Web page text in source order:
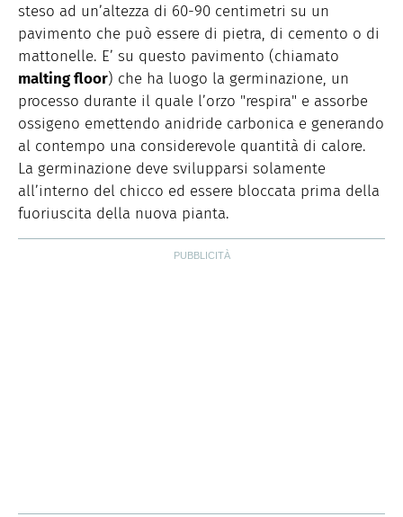
steso ad un’altezza di 60-90 centimetri su un
pavimento che può essere di pietra, di cemento o di
mattonelle. E’ su questo pavimento (chiamato
malting floor) che ha luogo la germinazione, un
processo durante il quale l’orzo "respira" e assorbe
ossigeno emettendo anidride carbonica e generando
al contempo una considerevole quantità di calore.
La germinazione deve svilupparsi solamente
all’interno del chicco ed essere bloccata prima della
fuoriuscita della nuova pianta.